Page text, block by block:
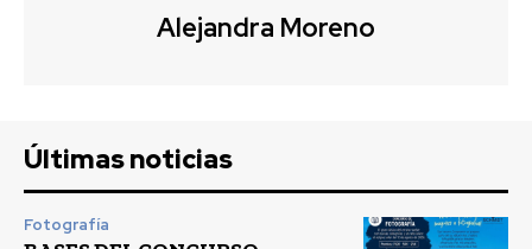
Alejandra Moreno
Últimas noticias
Fotografía